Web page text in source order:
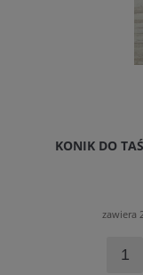
KONIK DO
zawiera